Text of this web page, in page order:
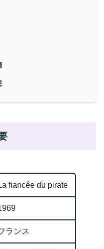
fiancée du pirate
ランス